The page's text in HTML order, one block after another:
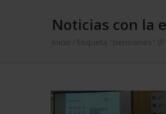
Noticias con la
Inicio Etiqueta "pensiones"